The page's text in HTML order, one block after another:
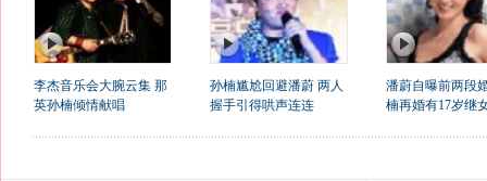
李杰音乐会大腕云集 那
英孙楠倾情献唱
孙楠尴尬回避潘蔚 两人
握手引得哄声连连
潘蔚自曝前两段
楠再婚有17岁继